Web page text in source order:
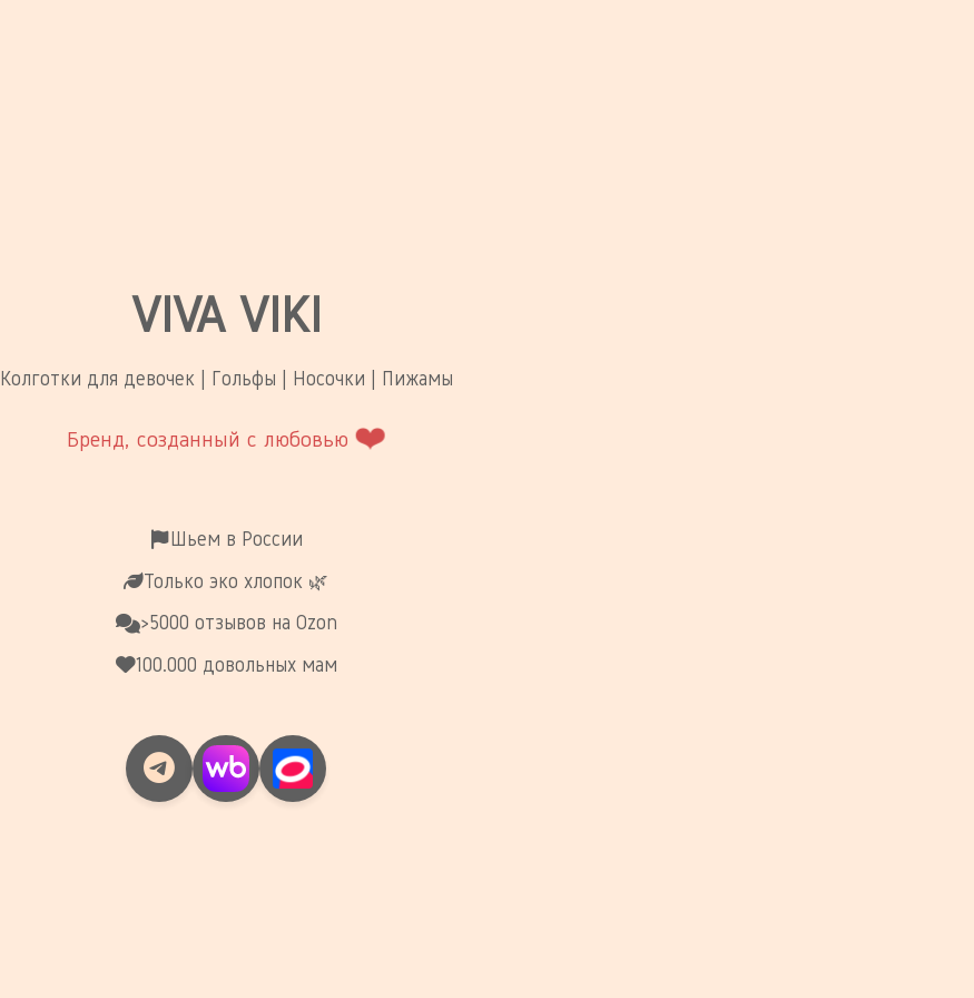
VIVA VIKI
Колготки для девочек | Гольфы | Носочки | Пижамы
Бренд, созданный с любовью ❤️
Шьем в России
Только эко хлопок 🌿
>5000 отзывов на Ozon
100.000 довольных мам